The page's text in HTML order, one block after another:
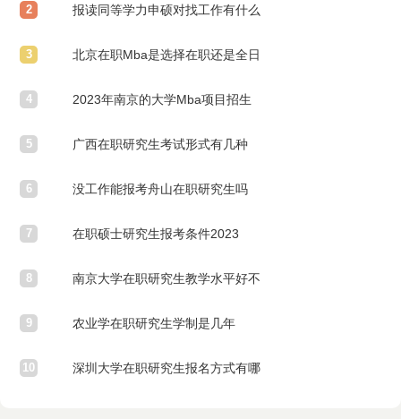
2 报读同等学力申硕对找工作有什么
帮助
3 北京在职Mba是选择在职还是全日
制
4 2023年南京的大学Mba项目招生
条件
5 广西在职研究生考试形式有几种
6 没工作能报考舟山在职研究生吗
7 在职硕士研究生报考条件2023
8 南京大学在职研究生教学水平好不
好
9 农业学在职研究生学制是几年
10 深圳大学在职研究生报名方式有哪